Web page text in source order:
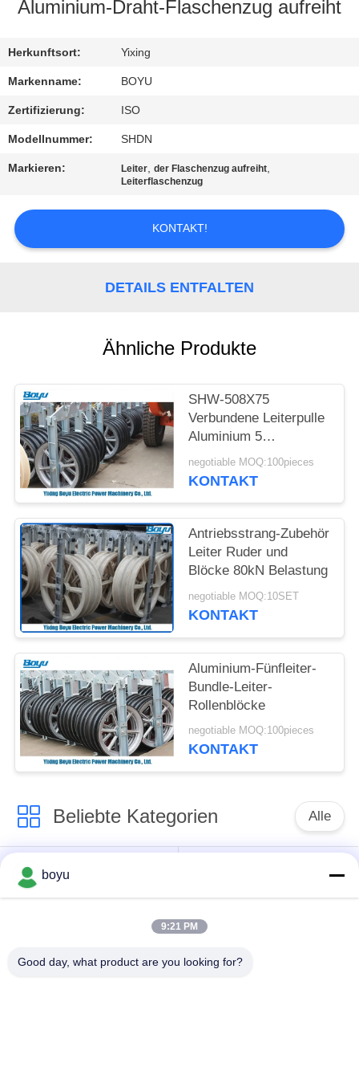
SIE
MIT
UNS
IN
VERBINDUNG
NACHRICHTEN
PRIVACY
POLICY
Aluminium-Draht-Flaschenzug aufreiht
Herkunftsort: Yixing
Markenname: BOYU
Zertifizierung: ISO
Modellnummer: SHDN
Markieren: Leiter,der Flaschenzug aufreiht,
Leiterflaschenzug
KONTAKT!
DETAILS ENTFALTEN
Ähnliche Produkte
SHW-508X75
Verbundene Leiterpulle
Aluminium 5
Scheibenblöcke
negotiable MOQ:100pieces
KONTAKT
Antriebsstrang-Zubehör
Leiter Ruder und
Blöcke 80kN Belastung
negotiable MOQ:10SET
KONTAKT
Aluminium-Fünfleiter-
Bundle-Leiter-
Rollenblöcke
negotiable MOQ:100pieces
KONTAKT
Beliebte Kategorien Alle
Übertragungsleitung,
die Ausrüstung
Spannung, die
Gegendrehdrahtseil
boyu
9:21 PM
Good day, what product are you looking for?